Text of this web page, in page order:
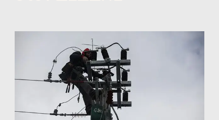
μεγαλύτερης